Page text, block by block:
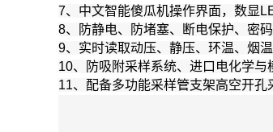
7、中文智能傻瓜机操作界面，数显
8、防静电、防堵塞、断电保护、密
9、实时读取动压、静压、环温、烟
10、防吸附采样系统、进口电化学
11、配备多功能采样管支架高空开孔